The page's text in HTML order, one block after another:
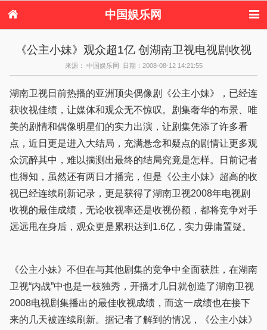
中国娱乐网
港台娱乐
日本娱乐 韩国娱乐
欧美娱乐
音乐新闻 影视新闻
内地明星八卦
日本韩国明星
八卦
欧美明星八卦
《公主小妹》观众超1亿 创湖南卫视电视剧收视
来源： 中国娱乐网 日期：2008-08-12 14:21:55
湖南卫视日前热播的亚洲顶尖偶像剧《公主小妹》，已经连
获收视佳绩，让媒体和观众无不惊叹。剧集奢华的布景、唯
美的剧情和偶像明星们的实力出演，让剧集凭添了许多看
点，近日更是进入大结局，充满悬念和疑点的剧情让更多观
众沉醉其中，难以揣测出最终的结局究竟是怎样。日前记者
也得知，虽然还有两日才播完，但是《公主小妹》超高的收
视已经连续刷新记录，更是获得了湖南卫视2008年电视剧
收视的最佳成绩，无论收视率还是收视份额，都将竞争对手
远远甩在身后，观众更是累积达到1.6亿，实力毋庸置疑。
《公主小妹》不但在与其他剧集的竞争中全面获胜，在湖南
卫视“内战”中也是一枝独秀，开播才几日就创造了湖南卫视
2008电视剧集播出的最佳收视成绩，而这一成绩也在接下
来的几天被连续刷新。据记者了解到的情况，《公主小妹》